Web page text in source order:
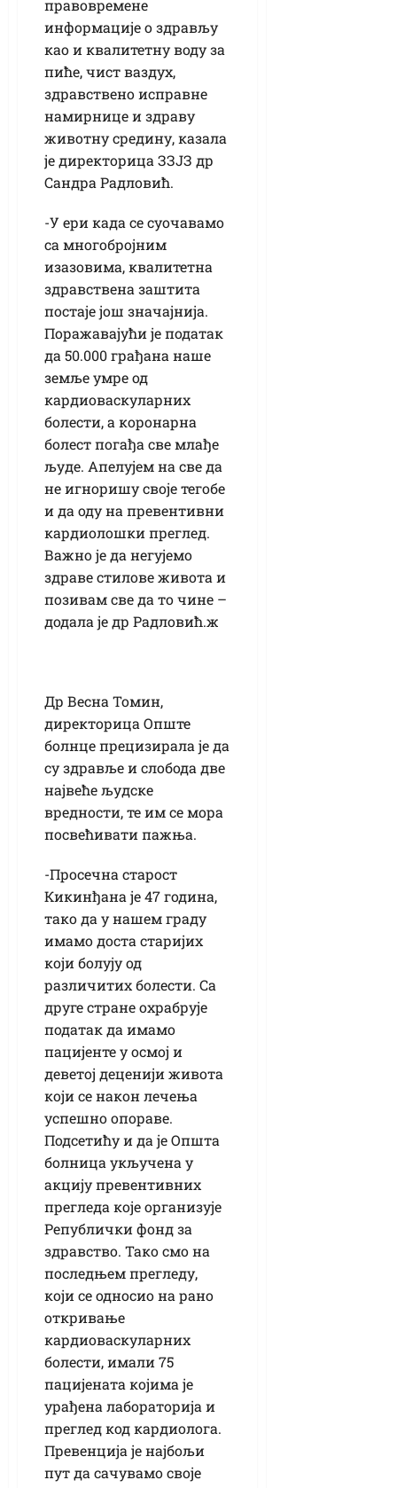
правовремене
информације о здрављу
као и квалитетну воду за
пиће, чист ваздух,
здравствено исправне
намирнице и здраву
животну средину, казала
је директорица ЗЗЈЗ др
Сандра Радловић.
-У ери када се суочавамо
са многобројним
изазовима, квалитетна
здравствена заштита
постаје још значајнија.
Поражавајући је податак
да 50.000 грађана наше
земље умре од
кардиоваскуларних
болести, а коронарна
болест погађа све млађе
људе. Апелујем на све да
не игноришу своје тегобе
и да оду на превентивни
кардиолошки преглед.
Важно је да негујемо
здраве стилове живота и
позивам све да то чине –
додала је др Радловић.ж
Др Весна Томин,
директорица Опште
болнце прецизирала је да
су здравље и слобода две
највеће људске
вредности, те им се мора
посвећивати пажња.
-Просечна старост
Кикинђана је 47 година,
тако да у нашем граду
имамо доста старијих
који болују од
различитих болести. Са
друге стране охрабрује
податак да имамо
пацијенте у осмој и
деветој деценији живота
који се након лечења
успешно опораве.
Подсетићу и да је Општа
болница укључена у
акцију превентивних
прегледа које организује
Републички фонд за
здравство. Тако смо на
последњем прегледу,
који се односио на рано
откривање
кардиоваскуларних
болести, имали 75
пацијената којима је
урађена лабораторија и
преглед код кардиолога.
Превенција је најбољи
пут да сачувамо своје